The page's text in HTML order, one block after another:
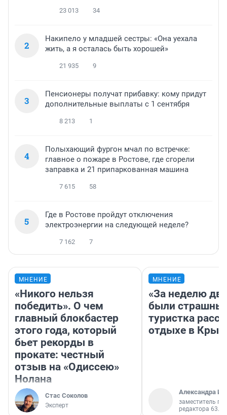
23 013 34
2
Накипело у младшей сестры: «Она уехала
жить, а я осталась быть хорошей»
21 935 9
3
Пенсионеры получат прибавку: кому придут
дополнительные выплаты с 1 сентября
8 213 1
4
Полыхающий фургон мчал по встречке:
главное о пожаре в Ростове, где сгорели
заправка и 21 припаркованная машина
7 615 58
5
Где в Ростове пройдут отключения
электроэнергии на следующей неделе?
7 162 7
МНЕНИЕ
«Никого нельзя
победить». О чем
главный блокбастер
этого года, который
бьет рекорды в
прокате: честный
отзыв на «Одиссею»
Нолана
Стас Соколов
Эксперт
МНЕНИЕ
«За неделю
были
туристка
отдыхе в
Александра
заместитель
редактора 63.RU